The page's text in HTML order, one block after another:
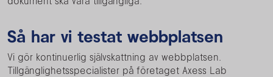
Så har vi testat webbplatsen
Vi gör kontinuerlig självskattning av webbplatsen.
Tillgänglighetsspecialister på företaget Axess Lab